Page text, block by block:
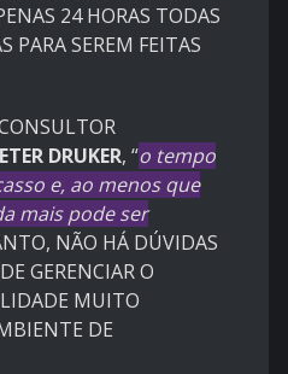
24 HORAS TODAS
PARA SEREM FEITAS
DRUKER, “o tempo
e, ao menos que
mais pode ser
NÃO HÁ DÚVIDAS
GERENCIAR O
MUITO
DE